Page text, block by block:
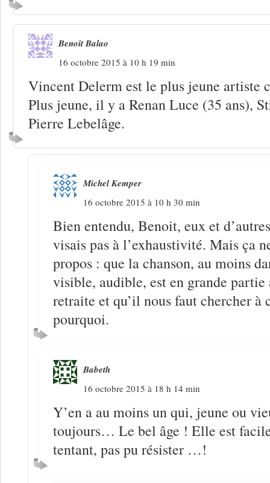
Benoît Balao
16 octobre 2015 à 10 h 19 min
Vincent Delerm est le plus jeune artiste
Plus jeune, il y a Renan Luce (35 ans),
Pierre Lebelâge.
Michel Kemper
16 octobre 2015 à 10 h 30 min
Bien entendu, Benoit, eux et
visais pas à l’exhaustivité. Mais ça
propos : que la chanson, au moins
visible, audible, est en grande partie
retraite et qu’il nous faut chercher à
pourquoi.
Babeth
16 octobre 2015 à 18 h 14 min
Y’en a au moins un qui, jeune ou
toujours… Le bel âge ! Elle est
tentant, pas pu résister …!